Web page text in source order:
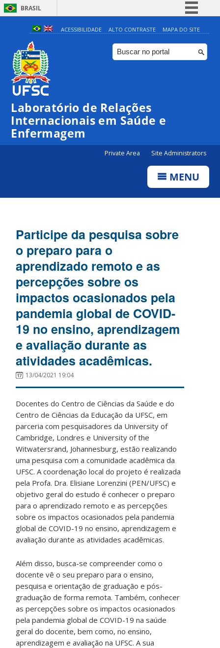
BRASIL
Simplifique!
Comunica BR
Participe
Canais
ACESSIBILIDADE ALTO CONTRASTE MAPA DO SITE
Laboratório de Relações
Internacionais em Saúde e
Enfermagem
Private Area Site Administrators
MENU
Participe da pesquisa sobre
o preparo para o
aprendizado remoto e as
percepções sobre os
impactos ocasionados pela
pandemia global de COVID-
19 no ensino, aprendizagem
e avaliação durante as
atividades acadêmicas.
13/04/2021 19:04
Docentes do Centro de Ciências da Saúde e do
Centro de Ciências da Educação da UFSC, em
parceria com pesquisadores da University of
Cambridge, Londres e University of the
Witwatersrand, Johannesburg, estão realizando
uma pesquisa com a comunidade acadêmica da
UFSC. A coordenação local do projeto é realizada
pela Profa. Dra. Elisiane Lorenzini (PEN/UFSC) e
objetivo geral do estudo é conhecer o preparo
para o aprendizado remoto e as percepções
sobre os impactos ocasionados pela pandemia
global de COVID-19 no ensino, aprendizagem e
avaliação durante as atividades acadêmicas.
Além disso, busca-se compreender como o
docente vê o seu preparo para o ensino,
pesquisa e orientação de graduação e pós-
graduação de forma remota. Também, conhecer
as percepções sobre os impactos ocasionados
pela pandemia global de COVID-19 na saúde
geral do docente, bem como, no ensino,
aprendizagem e avaliação na UFSC. A sua